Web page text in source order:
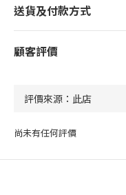
送貨及付款方式
顧客評價
尚未有任何評價